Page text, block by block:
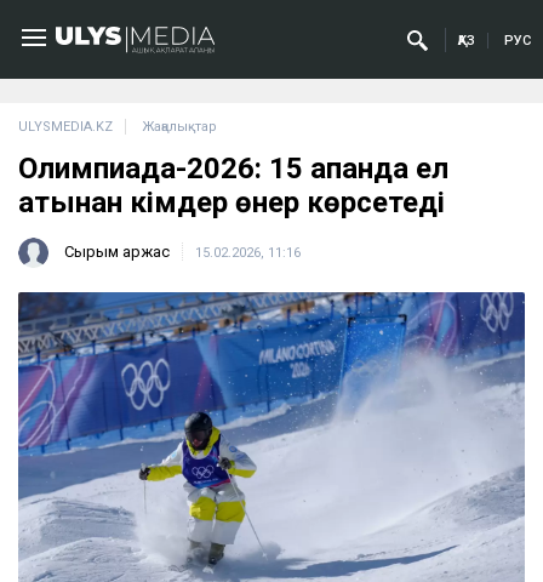
ҚАЗ РУС
ULYSMEDIA.KZ Жаңалықтар
Олимпиада-2026: 15 ақпанда ел
атынан кімдер өнер көрсетеді
Сырым Қаржас 15.02.2026, 11:16